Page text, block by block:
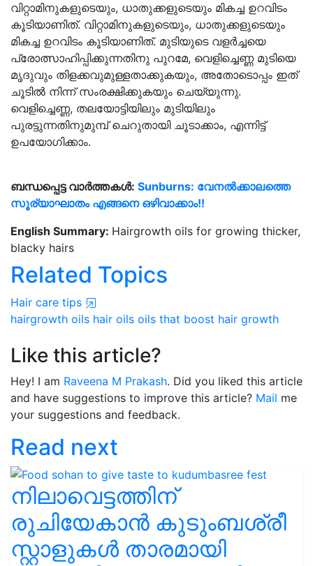
വിറ്റാമിനുകളുടെയും, ധാതുക്കളുടെയും മികച്ച ഉറവിടം
കൂടിയാണിത്. വിറ്റാമിനുകളുടെയും, ധാതുക്കളുടെയും
മികച്ച ഉറവിടം കൂടിയാണിത്. മുടിയുടെ വളർച്ചയെ
പ്രോത്സാഹിപ്പിക്കുന്നതിനു പുറമേ, വെളിച്ചെണ്ണ മുടിയെ
മൃദുവും തിളക്കവുമുള്ളതാക്കുകയും, അതോടൊപ്പം ഇത്
ചൂടിൽ നിന്ന് സംരക്ഷിക്കുകയും ചെയ്യുന്നു.
വെളിച്ചെണ്ണ, തലയോട്ടിയിലും മുടിയിലും
പുരട്ടുന്നതിനുമുമ്പ് ചെറുതായി ചൂടാക്കാം, എന്നിട്ട്
ഉപയോഗിക്കാം.
ബന്ധപ്പെട്ട വാർത്തകൾ: Sunburns: വേനൽക്കാലത്തെ
സൂര്യാഘാതം എങ്ങനെ ഒഴിവാക്കാം!!
English Summary: Hairgrowth oils for growing thicker,
blacky hairs
Related Topics
Hair care tips
hairgrowth oils hair oils oils that boost hair growth
Like this article?
Hey! I am Raveena M Prakash. Did you liked this article
and have suggestions to improve this article? Mail me
your suggestions and feedback.
Read next
നിലാവെട്ടത്തിന്
രുചിയേകാൻ കുടുംബശ്രീ
സ്റ്റാളുകൾ താരമായി